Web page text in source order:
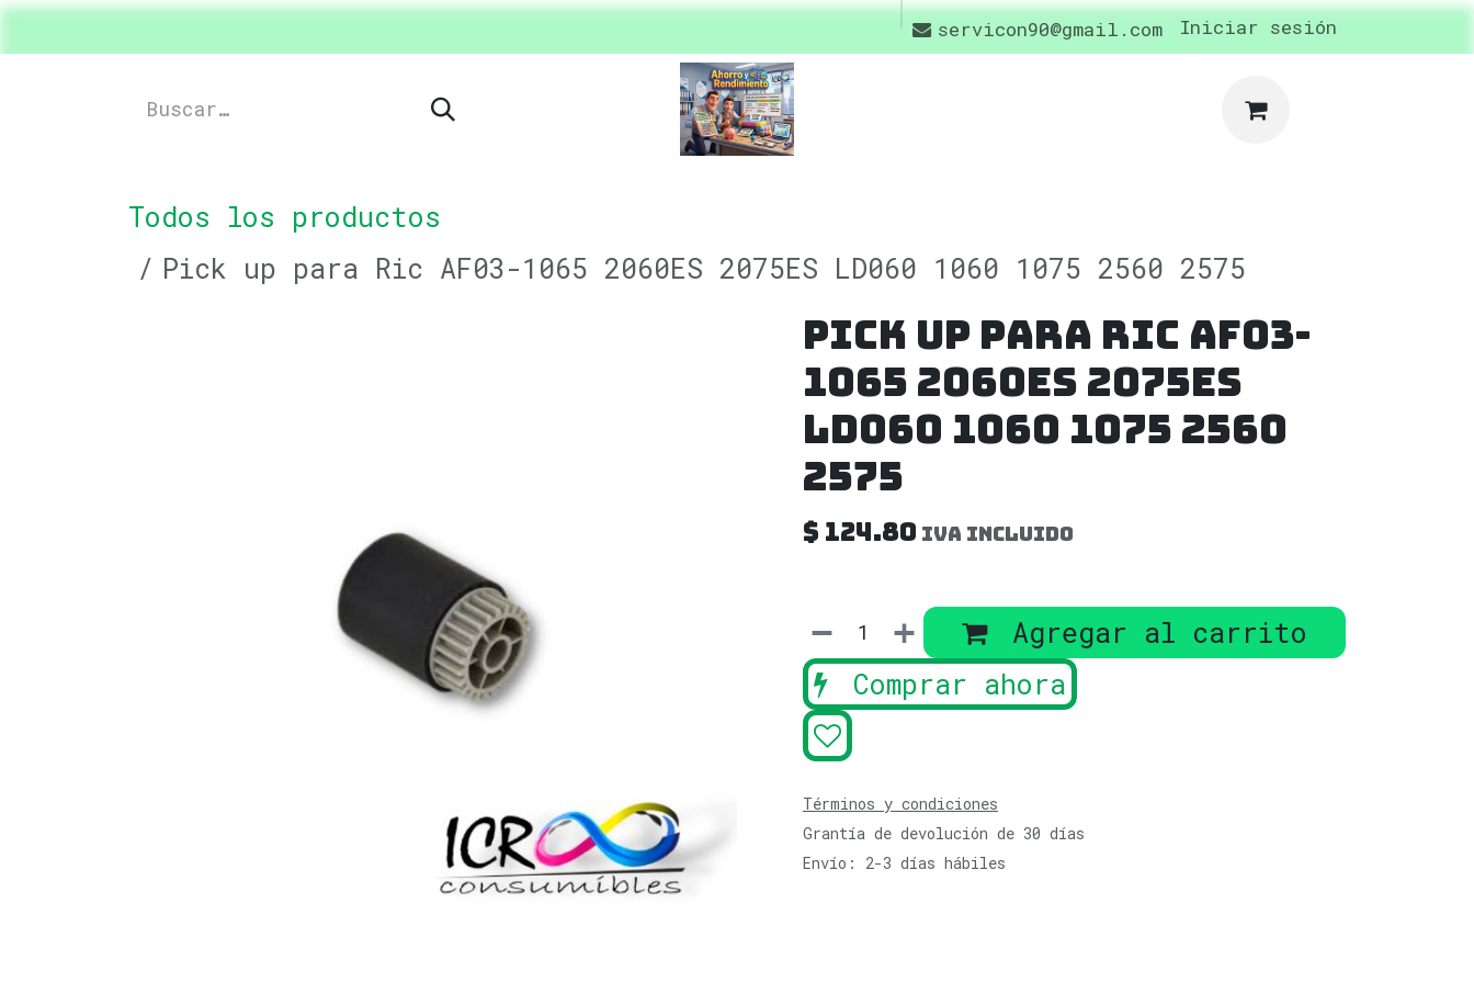
Ir al contenido privacidad Cita
servicon90@gmail.com Iniciar sesión
Todos los productos
Pick up para Ric AF03-1065 2060ES 2075ES LD060 1060 1075 2560 2575
Pick up para Ric AF03-
1065 2060ES 2075ES
LD060 1060 1075 2560
2575
$ 124.80 IVA incluido
Agregar al carrito
Comprar ahora
Términos y condiciones
Grantía de devolución de 30 días
Envío: 2-3 días hábiles